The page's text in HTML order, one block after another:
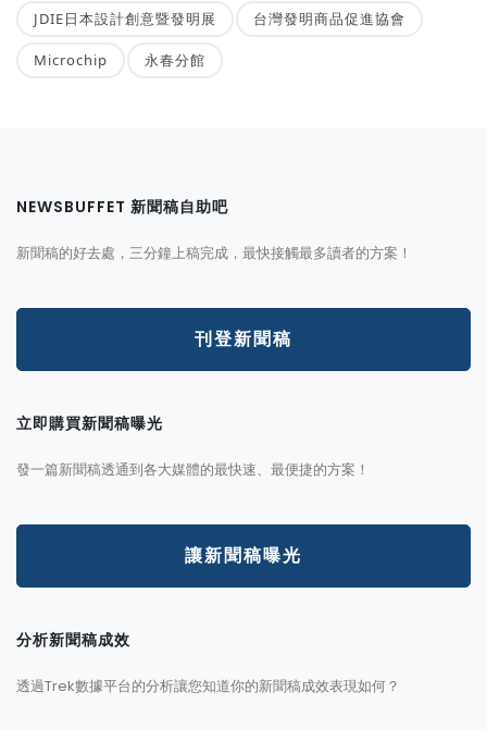
JDIE日本設計創意暨發明展 台灣發明商品促進協會
Microchip 永春分館
NEWSBUFFET 新聞稿自助吧
新聞稿的好去處，三分鐘上稿完成，最快接觸最多讀者的方案！
刊登新聞稿
立即購買新聞稿曝光
發一篇新聞稿透通到各大媒體的最快速、最便捷的方案！
讓新聞稿曝光
分析新聞稿成效
透過Trek數據平台的分析讓您知道你的新聞稿成效表現如何？